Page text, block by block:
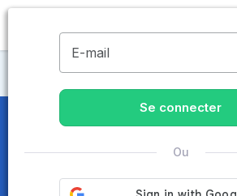
CCAS
CCASdans le
Belfort (90) -
E-mail
Se connecter
Ou